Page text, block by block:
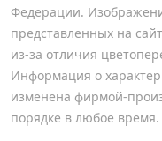
Федерации.
представленных на
из-за отличия
Информация о
изменена фирмой-
порядке в любое время.